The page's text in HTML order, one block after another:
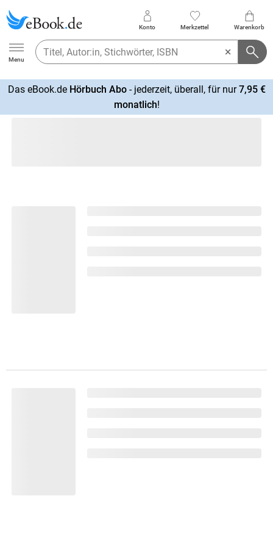
Ebook.de
Menu
Konto Merkzettel Warenkorb
Das eBook.de Hörbuch Abo- jederzeit, überall, für nur7,95 €
monatlich!